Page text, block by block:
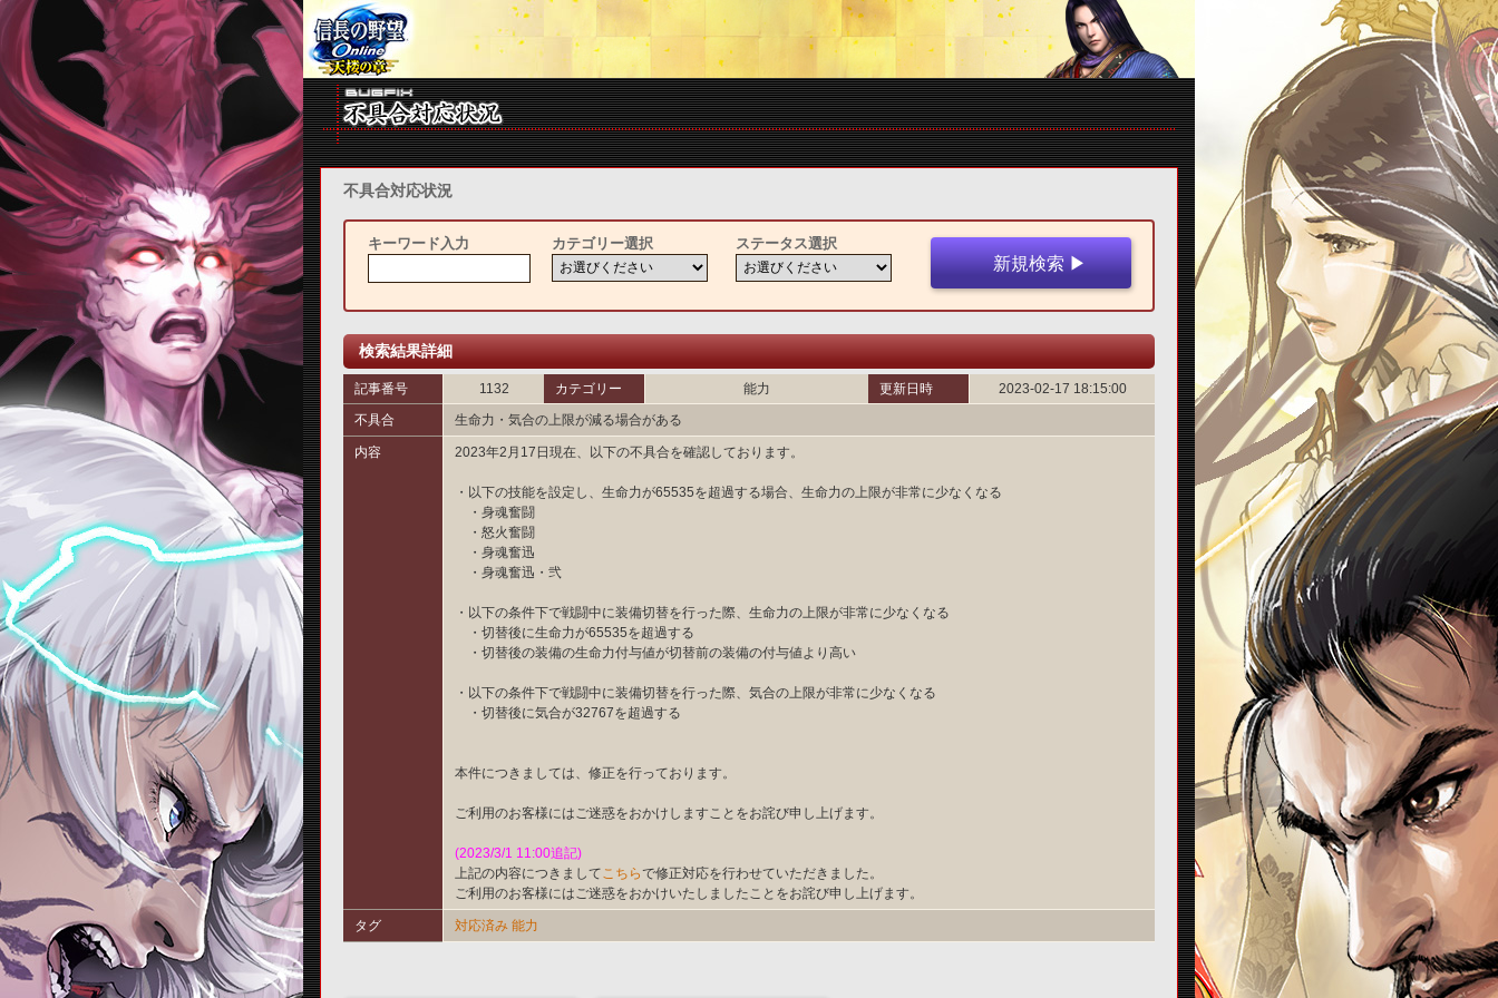
不具合対応状況
キーワード入力 カテゴリー選択 ステータス選択
検索結果詳細
記事番号 1132 カテゴリー 能力 更新日時
2023-02-17 18:15:00
不具合
生命力・気合の上限が減る場合がある
内容 2023年2月17日現在、以下の不具合を確認しております。
・以下の技能を設定し、生命力が65535を超過する場合、生命力の上限が非常に少なくなる
・身魂奮闘
・怒火奮闘
・身魂奮迅
・身魂奮迅・弐
・以下の条件下で戦闘中に装備切替を行った際、生命力の上限が非常に少なくなる
・切替後に生命力が65535を超過する
・切替後の装備の生命力付与値が切替前の装備の付与値より高い
・以下の条件下で戦闘中に装備切替を行った際、気合の上限が非常に少なくなる
・切替後に気合が32767を超過する
本件につきましては、修正を行っております。
ご利用のお客様にはご迷惑をおかけしますことをお詫び申し上げます。
(2023/3/1 11:00追記)
上記の内容につきまして こちらで修正対応を行わせていただきました。
ご利用のお客様にはご迷惑をおかけいたしましたことをお詫び申し上げます。
タグ 対応済み 能力